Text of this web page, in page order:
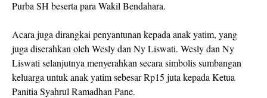
Purba SH beserta para Wakil Bendahara.
Acara juga dirangkai penyantunan kepada anak yatim, yang
juga diserahkan oleh Wesly dan Ny Liswati. Wesly dan Ny
Liswati selanjutnya menyerahkan secara simbolis sumbangan
keluarga untuk anak yatim sebesar Rp15 juta kepada Ketua
Panitia Syahrul Ramadhan Pane.